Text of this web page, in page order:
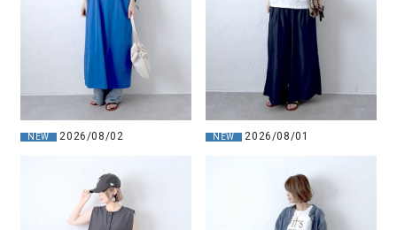
NEW 2026/08/02 NEW 2026/08/01